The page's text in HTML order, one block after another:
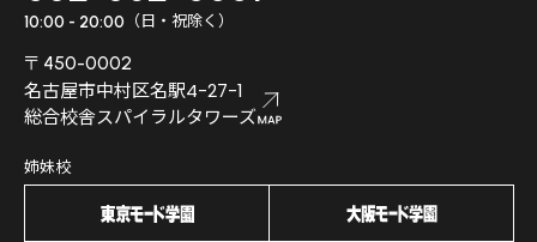
10:00 - 20:00 （日・祝除く）
〒450-0002
名古屋市中村区名駅4-27-1
総合校舎スパイラルタワーズ
姉妹校